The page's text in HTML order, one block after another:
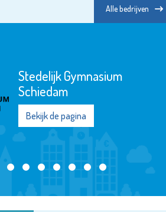
Alle bedrijven
Stedelijk Gymnasium
Schiedam
Bekijk de pagina